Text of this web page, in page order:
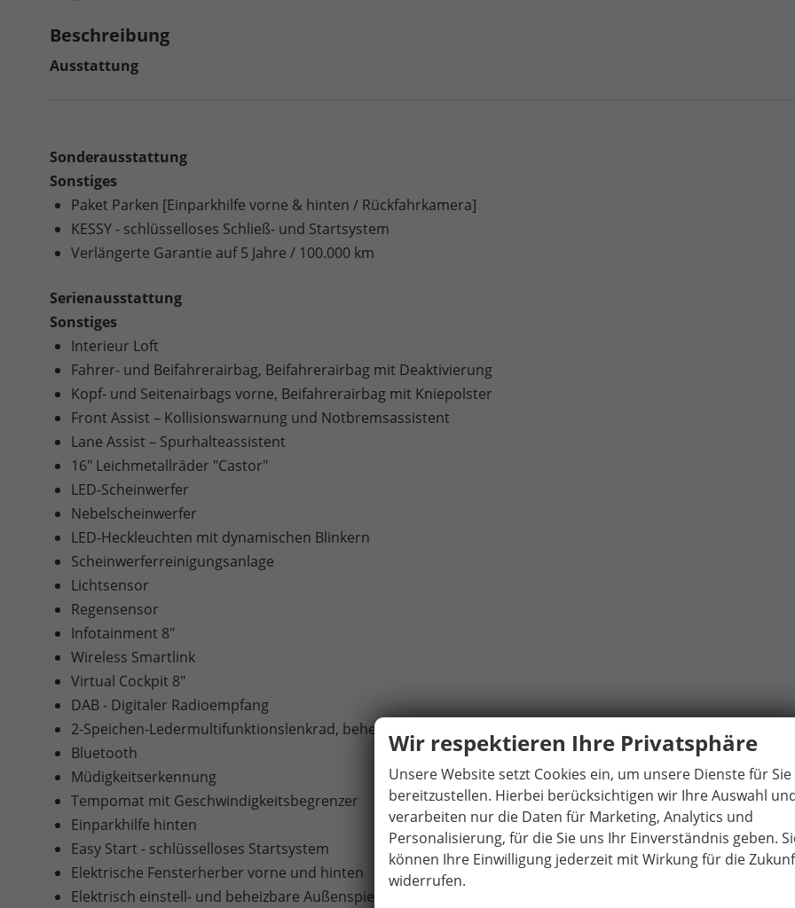
Beschreibung
Ausstattung
Sonderausstattung
Sonstiges
Paket Parken [Einparkhilfe vorne & hinten / Rückfahrkamera]
KESSY - schlüsselloses Schließ- und Startsystem
Verlängerte Garantie auf 5 Jahre / 100.000 km
Serienausstattung
Sonstiges
Interieur Loft
Fahrer- und Beifahrerairbag, Beifahrerairbag mit Deaktivierung
Kopf- und Seitenairbags vorne, Beifahrerairbag mit Kniepolster
Front Assist – Kollisionswarnung und Notbremsassistent
Lane Assist – Spurhalteassistent
16" Leichmetallräder "Castor"
LED-Scheinwerfer
Nebelscheinwerfer
LED-Heckleuchten mit dynamischen Blinkern
Scheinwerferreinigungsanlage
Lichtsensor
Regensensor
Infotainment 8"
Wireless Smartlink
Virtual Cockpit 8"
DAB - Digitaler Radioempfang
2-Speichen-Ledermultifunktionslenkrad, beheizbar (bei DSG mit Schaltwippen)
Bluetooth
Müdigkeitserkennung
Tempomat mit Geschwindigkeitsbegrenzer
Einparkhilfe hinten
Easy Start - schlüsselloses Startsystem
Elektrische Fensterherber vorne und hinten
Elektrisch einstell- und beheizbare Außenspiegel (Fahrerseite automatisch abblendend)
Wir respektieren Ihre Privatsphäre
Unsere Website setzt Cookies ein, um unsere Dienste für Sie
bereitzustellen. Hierbei berücksichtigen wir Ihre Auswahl
verarbeiten nur die Daten für Marketing, Analytics und
Personalisierung, für die Sie uns Ihr Einverständnis geben.
können Ihre Einwilligung jederzeit mit Wirkung für die
widerrufen.